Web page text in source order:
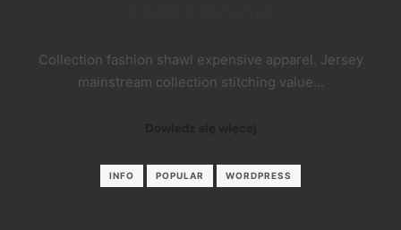
Collection fashion shawl expensive apparel. Jersey
mainstream collection stitching value…
INFO POPULAR WORDPRESS